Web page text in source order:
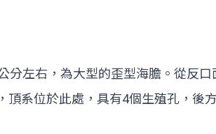
左右，為大型的歪型海膽。從反口
系位於此處，具有4個生殖孔，後